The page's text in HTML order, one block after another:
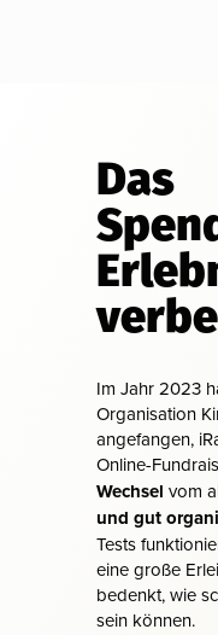
Das
Im Jahr 2023
Organisation
angefangen,
Online-
Wechsel vom
und gut
Tests
eine große
bedenkt, wie
sein können.